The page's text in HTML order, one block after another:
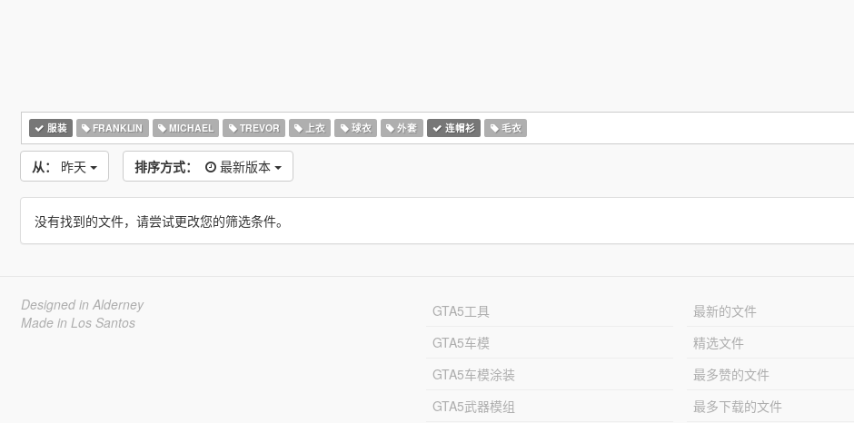
服装 FRANKLIN MICHAEL TREVOR 上衣 球衣 外套 连帽衫 毛衣
从： 昨天 排序方式： 最新版本
没有找到的文件，请尝试更改您的筛选条件。
Designed in Alderney
Made in Los Santos
GTA5工具
GTA5车模
GTA5车模涂装
GTA5武器模组
最新的文件
精选文件
最多赞的文件
最多下载的文件